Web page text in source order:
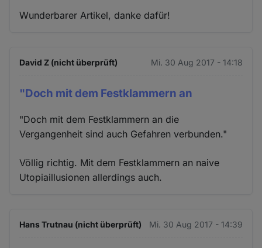
Wunderbarer Artikel, danke dafür!
David Z (nicht überprüft) Mi. 30 Aug 2017 - 14:18
"Doch mit dem Festklammern an
"Doch mit dem Festklammern an die
Vergangenheit sind auch Gefahren verbunden."
Völlig richtig. Mit dem Festklammern an naive
Utopiaillusionen allerdings auch.
Hans Trutnau (nicht überprüft) Mi. 30 Aug 2017 - 14:39